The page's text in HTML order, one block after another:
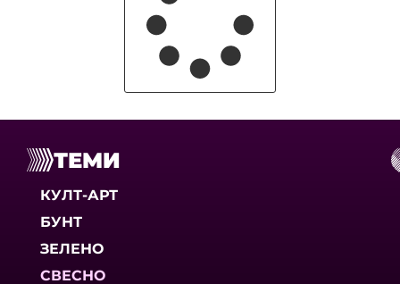
ТЕМИ
КУЛТ-АРТ
БУНТ
ЗЕЛЕНО
СВЕСНО